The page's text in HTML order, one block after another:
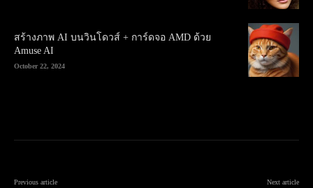
สร้างภาพ AI บนวินโดวส์ + การ์ดจอ AMD ด้วย
Amuse AI
October 22, 2024
Previous article Next article